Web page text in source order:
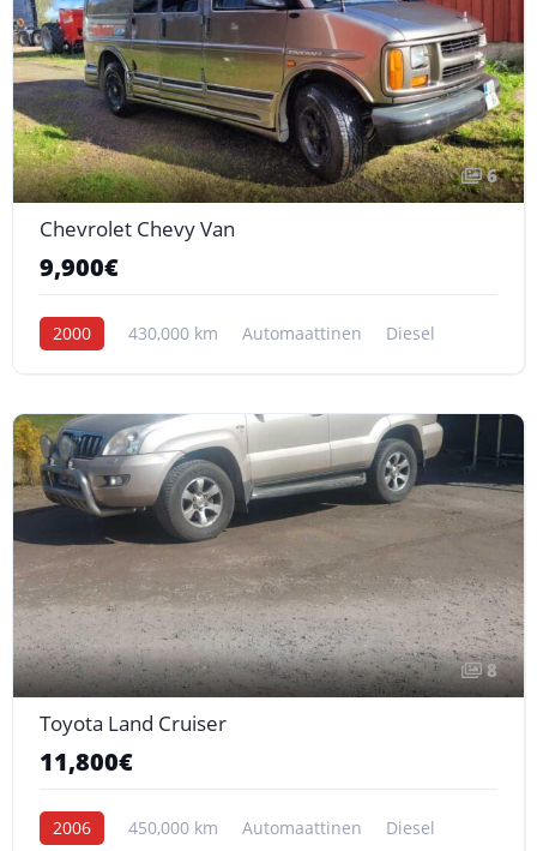
6
Chevrolet Chevy Van
9,900€
2000 430,000 km Automaattinen Diesel
8
Toyota Land Cruiser
11,800€
2006 450,000 km Automaattinen Diesel